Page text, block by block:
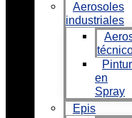
Aerosoles
industriales
en
Spray
Epis